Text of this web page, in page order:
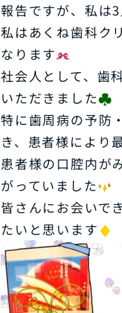
報告ですが、私は
私はあくね歯科ク
なります
社会人として、歯
いただきました
特に歯周病の予防
き、患者様により
患者様の口腔内が
がっていました
皆さんにお会いで
たいと思います